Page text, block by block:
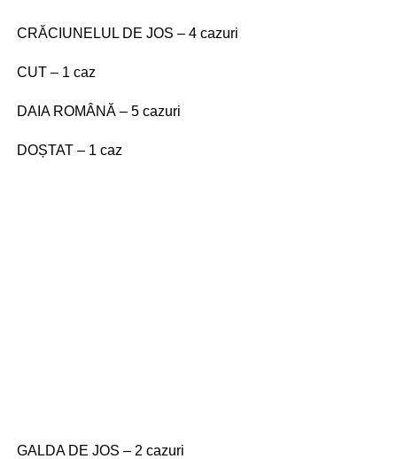
CRĂCIUNELUL DE JOS – 4 cazuri
CUT – 1 caz
DAIA ROMÂNĂ – 5 cazuri
DOȘTAT – 1 caz
GALDA DE JOS – 2 cazuri